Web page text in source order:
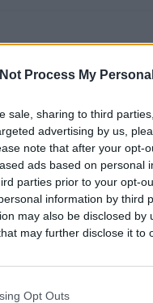
Process My
sale, sharing to third
advertising by us,
note that after your opt-
ads based on personal
parties prior to your opt-
information by third
may also be disclosed by
may further disclose it to
Opt Outs